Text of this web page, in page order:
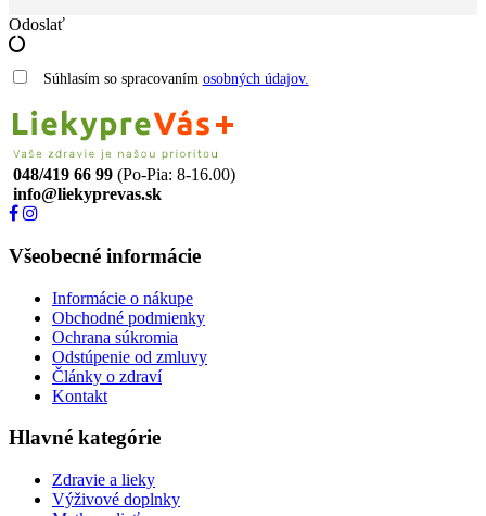
Odoslať
Súhlasím so spracovaním osobných údajov.
048/419 66 99 (Po-Pia: 8-16.00)
info@liekyprevas.sk
Všeobecné informácie
Informácie o nákupe
Obchodné podmienky
Ochrana súkromia
Odstúpenie od zmluvy
Články o zdraví
Kontakt
Hlavné kategórie
Zdravie a lieky
Výživové doplnky